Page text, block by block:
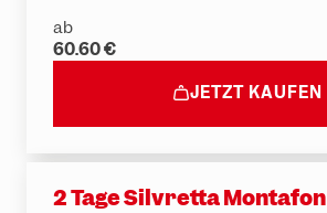
ab
60.60 €
JETZT KAUFEN
2 Tage Silvretta Montafon